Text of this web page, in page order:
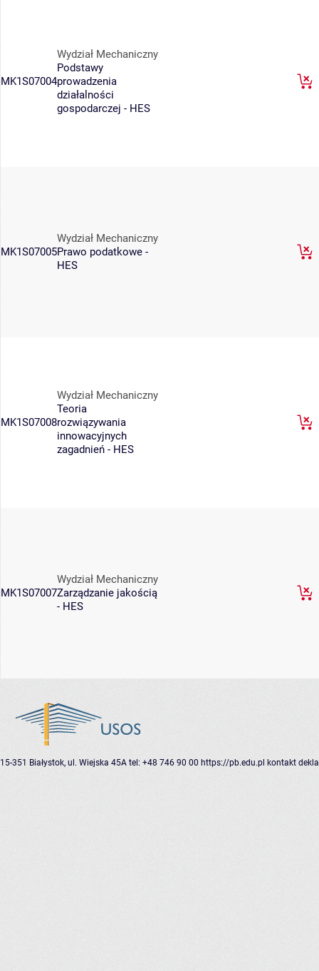
MK1S07004
Wydział Mechaniczny
Podstawy
prowadzenia
działalności
gospodarczej - HES
MK1S07005
Wydział Mechaniczny
Prawo podatkowe -
HES
MK1S07008
Wydział Mechaniczny
Teoria
rozwiązywania
innowacyjnych
zagadnień - HES
MK1S07007
Wydział Mechaniczny
Zarządzanie jakością
- HES
15-351 Białystok, ul. Wiejska 45A tel: +48 746 90 00 https://pb.edu.pl kontakt